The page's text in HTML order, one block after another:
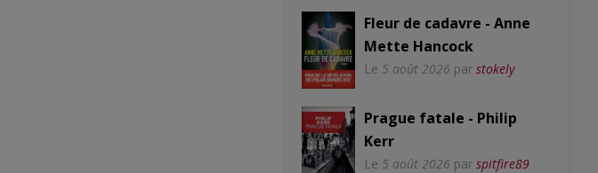
Fleur de cadavre - Anne
Mette Hancock
Le 5 août 2026 par stokely
Prague fatale - Philip
Kerr
Le 5 août 2026 par spitfire89